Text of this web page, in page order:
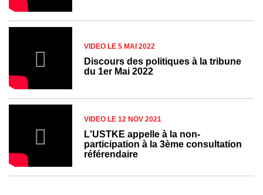
VIDEO LE 5 MAI 2022
Discours des politiques à la tribune
du 1er Mai 2022
VIDEO LE 12 NOV 2021
L'USTKE appelle à la non-
participation à la 3ème consultation
référendaire